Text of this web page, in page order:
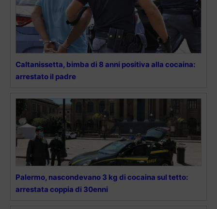
Caltanissetta, bimba di 8 anni positiva alla cocaina:
arrestato il padre
Palermo, nascondevano 3 kg di cocaina sul tetto:
arrestata coppia di 30enni